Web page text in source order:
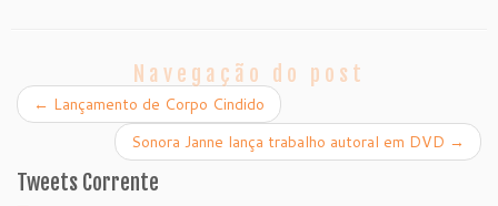
Navegação do post
← Lançamento de Corpo Cindido
Sonora Janne lança trabalho autoral em DVD →
Tweets Corrente